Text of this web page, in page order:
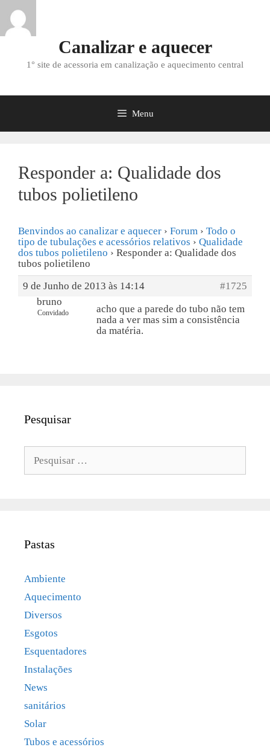
Saltar
para
o
Canalizar e aquecer
1° site de acessoria em canalização e aquecimento central
Menu
Responder a: Qualidade dos
tubos polietileno
Benvindos ao canalizar e aquecer › Forum › Todo o
tipo de tubulações e acessórios relativos › Qualidade
dos tubos polietileno › Responder a: Qualidade dos
tubos polietileno
9 de Junho de 2013 às 14:14
#1725
bruno
Convidado
acho que a parede do tubo não tem
nada a ver mas sim a consistência
da matéria.
Pesquisar
Pastas
Ambiente
Aquecimento
Diversos
Esgotos
Esquentadores
Instalações
News
sanitários
Solar
Tubos e acessórios